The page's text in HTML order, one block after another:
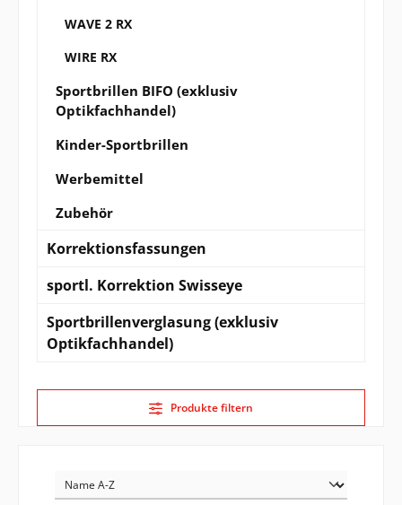
WAVE 2 RX
WIRE RX
Sportbrillen BIFO (exklusiv
Optikfachhandel)
Kinder-Sportbrillen
Werbemittel
Zubehör
Korrektionsfassungen
sportl. Korrektion Swisseye
Sportbrillenverglasung (exklusiv
Optikfachhandel)
Produkte filtern